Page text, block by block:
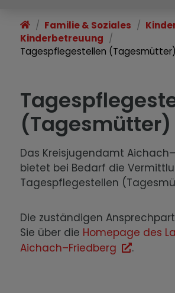
Jugendgruppen
Familie & Soziales
Kinderbetreuung
Tagespflegestellen (Tagesmütter)
(Tagesmütter)
Das Kreisjugendamt
bietet bei Bedarf die
Tagespflegestellen
Die zuständigen
Sie über die Homepage des
Aichach–Friedberg
.